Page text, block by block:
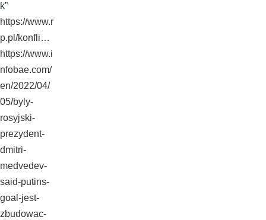
k”
https://www.r
p.pl/konfli…
https://www.i
nfobae.com/
en/2022/04/
05/byly-
rosyjski-
prezydent-
dmitri-
medvedev-
said-putins-
goal-jest-
zbudowac-